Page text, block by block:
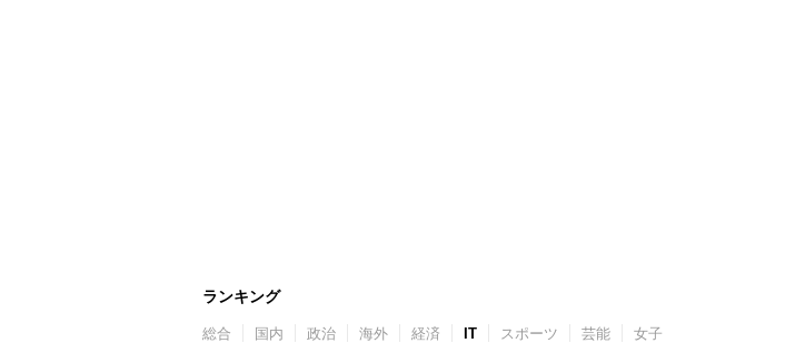
ランキング
総合 国内 政治 海外 経済 IT スポーツ 芸能 女子